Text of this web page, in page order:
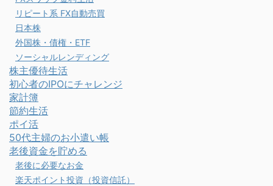
リピート系 FX自動売買
日本株
外国株・債権・ETF
ソーシャルレンディング
株主優待生活
初心者のIPOにチャレンジ
家計簿
節約生活
ポイ活
50代主婦のお小遣い帳
老後資金を貯める
老後に必要なお金
楽天ポイント投資（投資信託）